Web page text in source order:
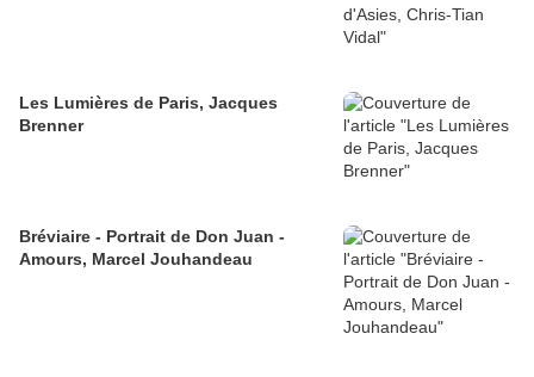
Les Lumières de Paris, Jacques
Brenner
Bréviaire - Portrait de Don Juan -
Amours, Marcel Jouhandeau